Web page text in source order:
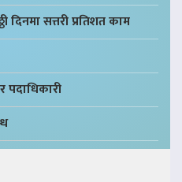
सत्तरी प्रतिशत काम
पदाधिकारी